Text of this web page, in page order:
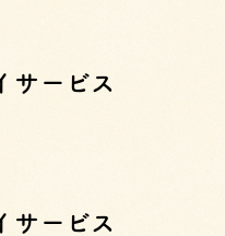
サービス
サービス